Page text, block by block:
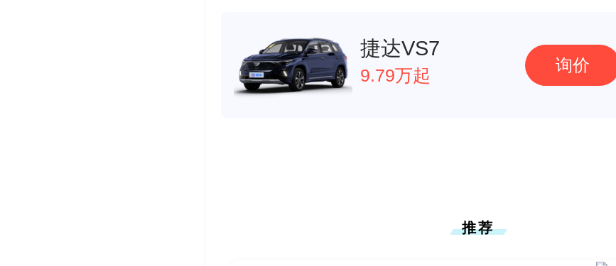
捷达VS7
9.79万起
询价
推荐